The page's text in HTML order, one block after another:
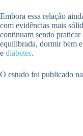
Embora essa relação
com evidências mais
continuam sendo
equilibrada, dormir bem
e diabetes.
O estudo foi publicado na